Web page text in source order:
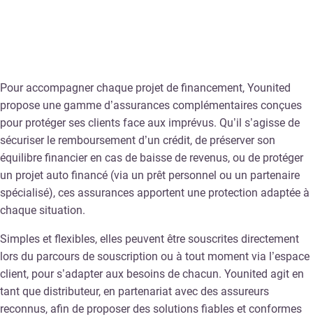
Pour accompagner chaque projet de financement, Younited
propose une gamme d’assurances complémentaires conçues
pour protéger ses clients face aux imprévus. Qu’il s’agisse de
sécuriser le remboursement d’un crédit, de préserver son
équilibre financier en cas de baisse de revenus, ou de protéger
un projet auto financé (via un prêt personnel ou un partenaire
spécialisé), ces assurances apportent une protection adaptée à
chaque situation.
Simples et flexibles, elles peuvent être souscrites directement
lors du parcours de souscription ou à tout moment via l’espace
client, pour s’adapter aux besoins de chacun. Younited agit en
tant que distributeur, en partenariat avec des assureurs
reconnus, afin de proposer des solutions fiables et conformes